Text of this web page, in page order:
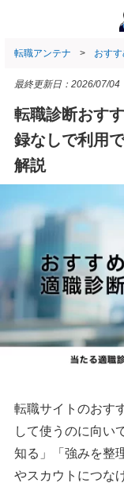
転職アンテナ おす
最終更新日： 2026/07/04
転職診断おす
録なしで利用
解説
転職サイトのおす
して使うのに向い
知る」「強みを整
やスカウトにつな